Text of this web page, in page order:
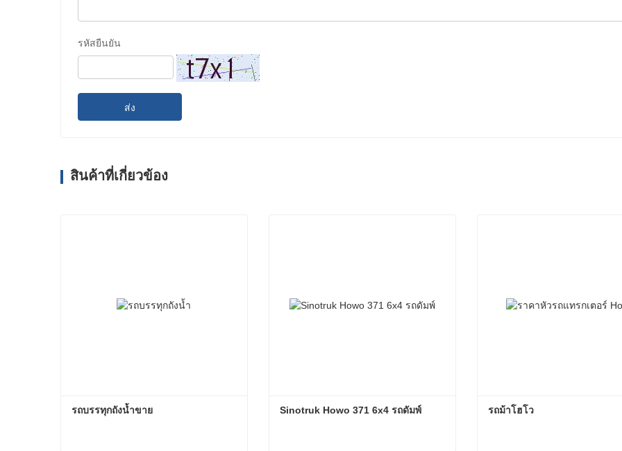
รหัสยืนยัน
ส่ง
สินค้าที่เกี่ยวข้อง
รถบรรทุกถังน้ำขาย Sinotruk Howo 371 6x4 รถดัมพ์ รถม้าโฮโว